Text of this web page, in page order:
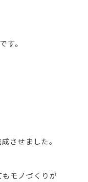
す。
させました。
モノづくりが